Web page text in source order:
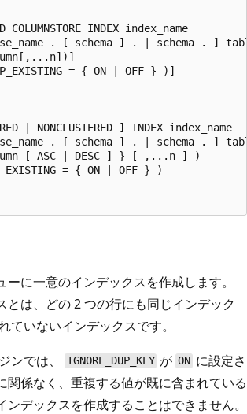
COLUMNSTORE INDEX index_name
. [ schema ] . | schema . ]
= { ON | OFF } )]
| NONCLUSTERED ] INDEX index_name
. [ schema ] . | schema . ]
[ ASC | DESC ] } [ ,...n ] )
= { ON | OFF } )
ーに一意のインデックスを作成します。
とは、どの 2 つの行にも同じインデック
ていないインデックスです。
ンでは、
IGNORE_DUP_KEY がONに設定さ
関係なく、重複する値が既に含まれている
デックスを作成することはできません。